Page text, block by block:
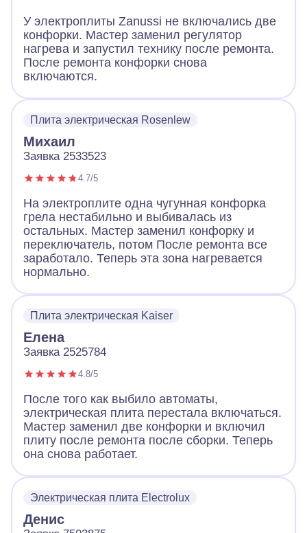
У электроплиты Zanussi не включались две
конфорки. Мастер заменил регулятор
нагрева и запустил технику после ремонта.
После ремонта конфорки снова
включаются.
Плита электрическая Rosenlew
Михаил
Заявка 2533523
4.7/5
На электроплите одна чугунная конфорка
грела нестабильно и выбивалась из
остальных. Мастер заменил конфорку и
переключатель, потом После ремонта все
заработало. Теперь эта зона нагревается
нормально.
Плита электрическая Kaiser
Елена
Заявка 2525784
4.8/5
После того как выбило автоматы,
электрическая плита перестала включаться.
Мастер заменил две конфорки и включил
плиту после ремонта после сборки. Теперь
она снова работает.
Электрическая плита Electrolux
Денис